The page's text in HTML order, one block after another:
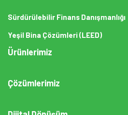
Sürdürülebilir Finans Danışmanlığı
Yeşil Bina Çözümleri (LEED)
Ürünlerimiz
Çözümlerimiz